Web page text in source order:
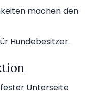
machen den
Hundebesitzer.
Unterseite